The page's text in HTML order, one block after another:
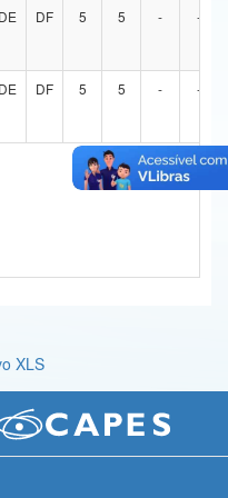
Comunicações
DF 5 5 - -
DF 5 5 - -
XLS